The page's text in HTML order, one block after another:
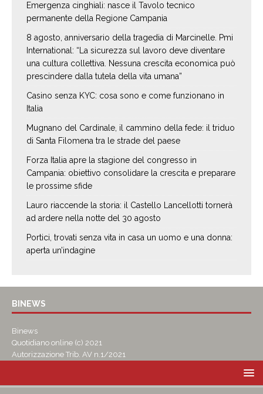
Emergenza cinghiali: nasce il Tavolo tecnico
permanente della Regione Campania
8 agosto, anniversario della tragedia di Marcinelle. Pmi
International: “La sicurezza sul lavoro deve diventare
una cultura collettiva. Nessuna crescita economica può
prescindere dalla tutela della vita umana”
Casino senza KYC: cosa sono e come funzionano in
Italia
Mugnano del Cardinale, il cammino della fede: il triduo
di Santa Filomena tra le strade del paese
Forza Italia apre la stagione del congresso in
Campania: obiettivo consolidare la crescita e preparare
le prossime sfide
Lauro riaccende la storia: il Castello Lancellotti tornerà
ad ardere nella notte del 30 agosto
Portici, trovati senza vita in casa un uomo e una donna:
aperta un’indagine
BINEWS
Binews
Quotidiano online (c) 2021
Autorizzazione Trib. AV n.1/2021